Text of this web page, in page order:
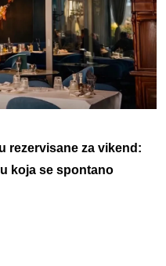
rezervisane za vikend:
koja se spontano